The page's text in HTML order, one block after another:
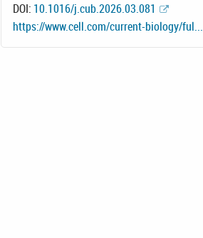
DOI: 10.1016/j.cub.2026.03.081
https://www.cell.com/current-biology/ful...